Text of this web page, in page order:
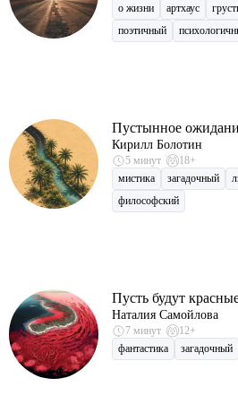
о жизни
артхаус
поэтичный
Пустынное
Кирилл Болотин
5 минут
18+
мистика
загадочный
философский
Пусть будут
Наталия Самойлова
7 минут
12+
фантастика
загадочный